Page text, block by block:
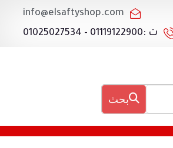
info@elsaftyshop.com
ت :01119122900 - 01025027534
بحث